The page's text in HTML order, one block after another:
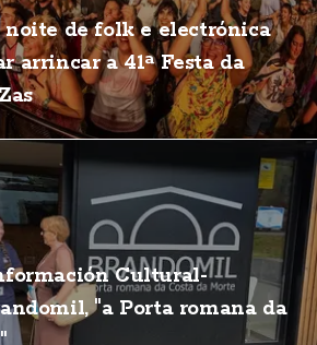
de folk e electrónica
arrincar a 41ª Festa da
Cultural-
"a Porta romana da